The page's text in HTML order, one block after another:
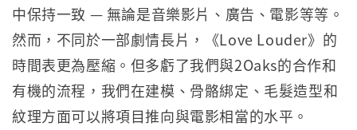
中保持一致 — 無論是音樂影片、廣告、電影等等。
然而，不同於一部劇情長片，《Love Louder》的
時間表更為壓縮。但多虧了我們與2Oaks的合作和
有機的流程，我們在建模、骨骼綁定、毛髮造型和
紋理方面可以將項目推向與電影相當的水平。